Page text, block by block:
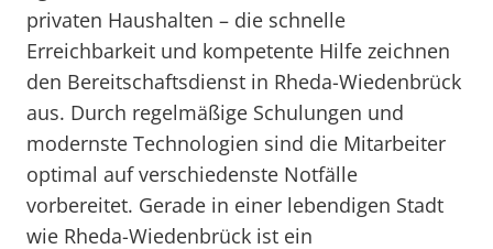
privaten Haushalten – die schnelle
Erreichbarkeit und kompetente Hilfe zeichnen
den Bereitschaftsdienst in Rheda-Wiedenbrück
aus. Durch regelmäßige Schulungen und
modernste Technologien sind die Mitarbeiter
optimal auf verschiedenste Notfälle
vorbereitet. Gerade in einer lebendigen Stadt
wie Rheda-Wiedenbrück ist ein